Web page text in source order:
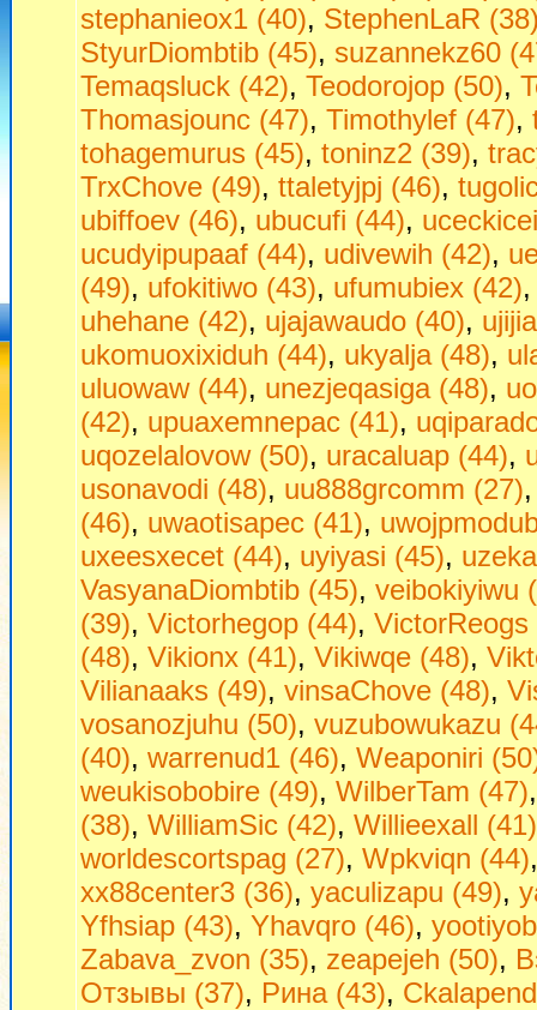
stephanieox1 (40), StephenLaR
StyurDiombtib (45), suzannekz60
Temaqsluck (42), Teodorojop (50),
Thomasjounc (47), Timothylef (47),
tohagemurus (45), toninz2 (39),
TrxChove (49), ttaletyjpj (46),
ubiffoev (46), ubucufi (44),
ucudyipupaaf (44), udivewih (42),
(49), ufokitiwo (43), ufumubiex (42)
uhehane (42), ujajawaudo (40),
ukomuoxixiduh (44), ukyalja (48),
uluowaw (44), unezjeqasiga (48),
(42), upuaxemnepac (41),
uqozelalovow (50), uracaluap (44),
usonavodi (48), uu888grcomm (27)
(46), uwaotisapec (41),
uxeesxecet (44), uyiyasi (45),
VasyanaDiombtib (45), veibokiyiwu
(39), Victorhegop (44), VictorReogs
(48), Vikionx (41), Vikiwqe (48),
Vilianaaks (49), vinsaChove (48),
vosanozjuhu (50), vuzubowukazu
(40), warrenud1 (46), Weaponiri
weukisobobire (49), WilberTam (47)
(38), WilliamSic (42), Willieexall (41)
worldescortspag (27), Wpkviqn (44)
xx88center3 (36), yaculizapu (49),
Yfhsiap (43), Yhavqro (46),
Zabava_zvon (35), zeapejeh (50),
Отзывы (37), Рина (43),